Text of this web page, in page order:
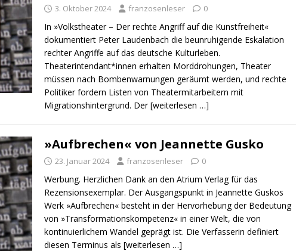
3. Oktober 2024 franzosenleser 0
In »Volkstheater – Der rechte Angriff auf die Kunstfreiheit«
dokumentiert Peter Laudenbach die beunruhigende Eskalation
rechter Angriffe auf das deutsche Kulturleben.
Theaterintendant*innen erhalten Morddrohungen, Theater
müssen nach Bombenwarnungen geräumt werden, und rechte
Politiker fordern Listen von Theatermitarbeitern mit
Migrationshintergrund. Der[weiterlesen …]
»Aufbrechen« von Jeannette Gusko
23. Januar 2024 franzosenleser 0
Werbung. Herzlichen Dank an den Atrium Verlag für das
Rezensionsexemplar. Der Ausgangspunkt in Jeannette Guskos
Werk »Aufbrechen« besteht in der Hervorhebung der Bedeutung
von »Transformationskompetenz« in einer Welt, die von
kontinuierlichem Wandel geprägt ist. Die Verfasserin definiert
diesen Terminus als [weiterlesen …]